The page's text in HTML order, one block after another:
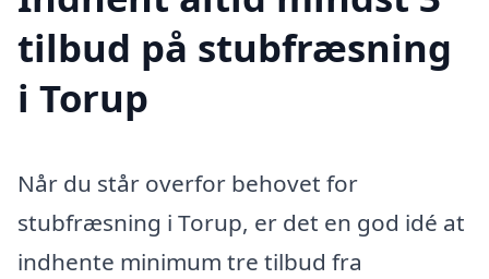
tilbud på stubfræsning
i Torup
Når du står overfor behovet for
stubfræsning i Torup, er det en god idé at
indhente minimum tre tilbud fra